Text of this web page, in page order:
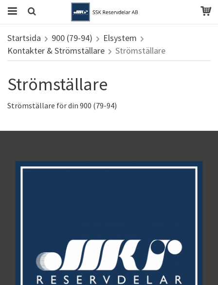
Startsida 900 (79-94)
Elsystem
Kontakter & Strömställare
Strömställare
Strömställare
Strömställare för din 900 (79-94)